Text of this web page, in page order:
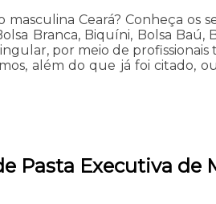
Ceará? Conheça os
Branca, Biquíni, Bolsa Baú,
por meio de
além do que já foi citado,
Pasta Executiva de